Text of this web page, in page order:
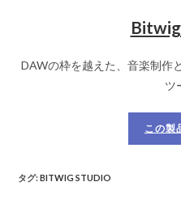
DAWの枠を越えた、音楽制作
ツ
この製
タグ:BITWIG STUDIO